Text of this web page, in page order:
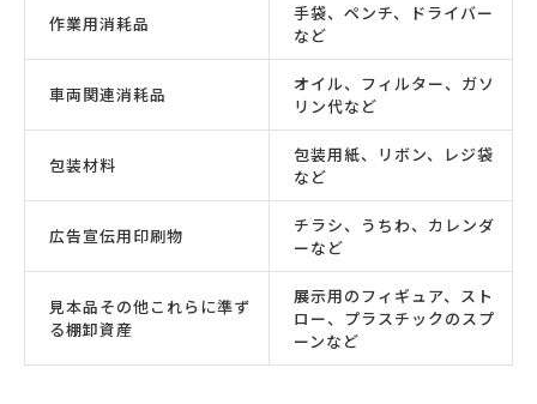
作業用消耗品
手袋、ペンチ、ドライバー
など
車両関連消耗品
オイル、フィルター、ガソ
リン代など
包装材料
包装用紙、リボン、レジ袋
など
広告宣伝用印刷物
チラシ、うちわ、カレンダ
ーなど
見本品その他これらに準ず
る棚卸資産
展示用のフィギュア、スト
ロー、プラスチックのスプ
ーンなど